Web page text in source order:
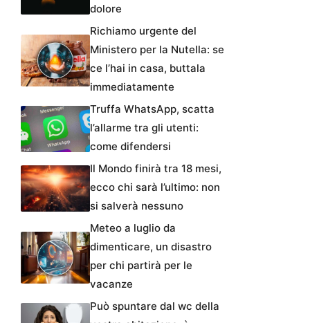
dolore
Richiamo urgente del
Ministero per la Nutella: se
ce l’hai in casa, buttala
immediatamente
Truffa WhatsApp, scatta
l’allarme tra gli utenti:
come difendersi
Il Mondo finirà tra 18 mesi,
ecco chi sarà l’ultimo: non
si salverà nessuno
Meteo a luglio da
dimenticare, un disastro
per chi partirà per le
vacanze
Può spuntare dal wc della